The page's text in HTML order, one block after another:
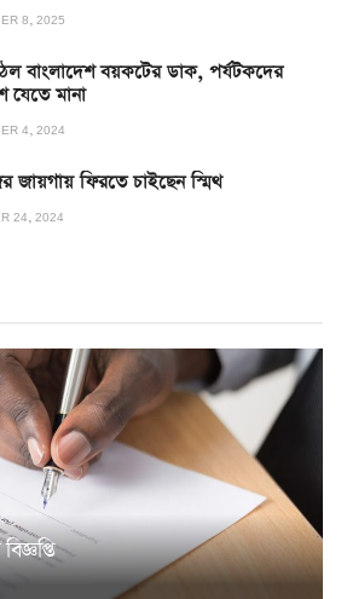
8, 2025
বাংলাদেশ বয়কটের ডাক, পর্যটকদের
যেতে মানা
4, 2024
জায়গায় ফিরতে চাইছেন স্মিথ
24, 2024